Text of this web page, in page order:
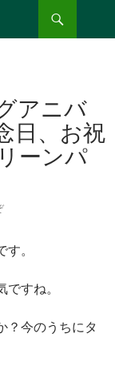
アニバ
日、お祝
ーンパ
。
すね。
？今のうちにタ